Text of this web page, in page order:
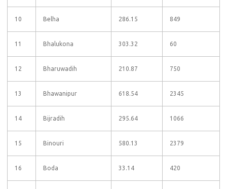
10 Belha 286.15 849
11 Bhalukona 303.32 60
12 Bharuwadih 210.87 750
13 Bhawanipur 618.54 2345
14 Bijradih 295.64 1066
15 Binouri 580.13 2379
16 Boda 33.14 420